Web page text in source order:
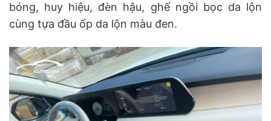
bóng, huy hiệu, đèn hậu, ghế ngồi bọc da lộn
cùng tựa đầu ốp da lộn màu đen.